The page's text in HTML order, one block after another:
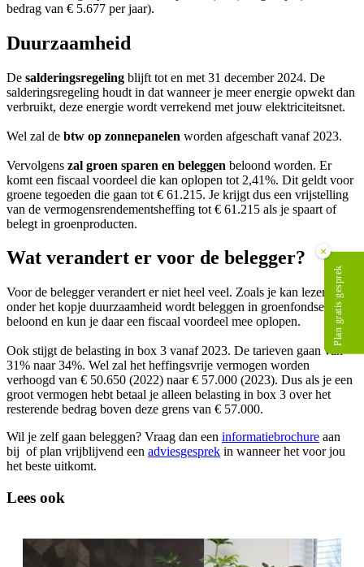
bedrag van € 5.677 per jaar).
Duurzaamheid
De salderingsregeling blijft tot en met 31 december 2024. De
salderingsregeling houdt in dat wanneer je meer energie opwekt dan
verbruikt, deze energie wordt verrekend met jouw elektriciteitsnet.
Wel zal de btw op zonnepanelen worden afgeschaft vanaf 2023.
Vervolgens zal groen sparen en beleggen beloond worden. Er
komt een fiscaal voordeel die kan oplopen tot 2,41%. Dit geldt voor
groene tegoeden die gaan tot € 61.215. Je krijgt dus een vrijstelling
van de vermogensrendementsheffing tot € 61.215 als je spaart of
belegt in groenproducten.
Wat verandert er voor de belegger?
Voor de belegger verandert er niet heel veel. Zoals je kan lezen
onder het kopje duurzaamheid wordt beleggen in groenfondsen
beloond en kun je daar een fiscaal voordeel mee oplopen.
Ook stijgt de belasting in box 3 vanaf 2023. De tarieven gaan van
31% naar 34%. Wel zal het heffingsvrije vermogen worden
verhoogd van € 50.650 (2022) naar € 57.000 (2023). Dus als je een
groot vermogen hebt betaal je alleen belasting in box 3 over het
resterende bedrag boven deze grens van € 57.000.
Wil je zelf gaan beleggen? Vraag dan een informatiebrochure aan
bij of plan vrijblijvend een adviesgesprek in wanneer het voor jou
het beste uitkomt.
Lees ook
×
Plan gratis gesprek